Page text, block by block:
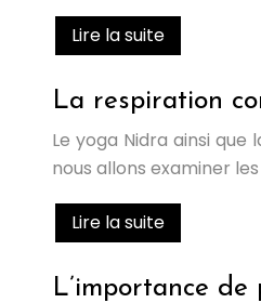
Lire la suite
La respiration
Le yoga Nidra ainsi
nous allons examiner
Lire la suite
L’importance